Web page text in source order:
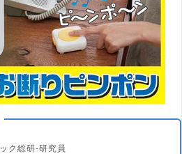
ク総研-研究員